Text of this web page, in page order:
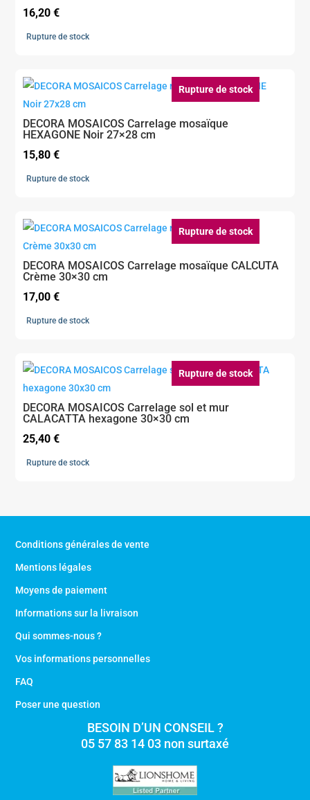
16,20€
Rupture de stock
Rupture de stock
DECORA MOSAICOS Carrelage mosaïque
HEXAGONE Noir 27×28 cm
15,80€
Rupture de stock
Rupture de stock
DECORA MOSAICOS Carrelage mosaïque CALCUTA
Crème 30×30 cm
17,00€
Rupture de stock
Rupture de stock
DECORA MOSAICOS Carrelage sol et mur
CALACATTA hexagone 30×30 cm
25,40€
Rupture de stock
Conditions générales de vente
Mentions légales
Moyens de paiement
Informations sur la livraison
Qui sommes-nous ?
Vos informations personnelles
FAQ
Poser une question
BESOIN D’UN CONSEIL ?
05 57 83 14 03 non surtaxé